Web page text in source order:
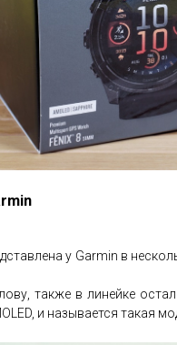
у Garmin в
также в линейке
и называется такая